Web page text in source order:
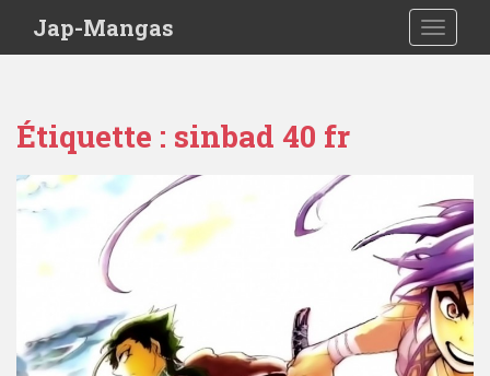
Jap-Mangas
Étiquette : sinbad 40 fr